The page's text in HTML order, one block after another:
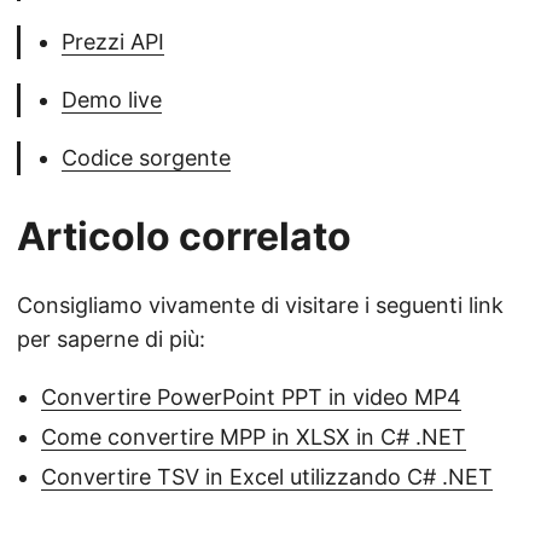
Prezzi API
Demo live
Codice sorgente
Articolo correlato
Consigliamo vivamente di visitare i seguenti link
per saperne di più:
Convertire PowerPoint PPT in video MP4
Come convertire MPP in XLSX in C# .NET
Convertire TSV in Excel utilizzando C# .NET